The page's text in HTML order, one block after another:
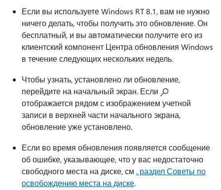
Если вы используете Windows RT 8.1, вам не нужно
ничего делать, чтобы получить это обновление. Он
бесплатный, и вы автоматически получите его из
клиентский компонент Центра обновления Windows
в течение следующих нескольких недель.
Чтобы узнать, установлено ли обновление,
перейдите на начальный экран. Если
отображается рядом с изображением учетной
записи в верхней части начального экрана,
обновление уже установлено.
Если во время обновления появляется сообщение
об ошибке, указывающее, что у вас недостаточно
свободного места на диске, см . раздел Советы по
освобождению места на диске.